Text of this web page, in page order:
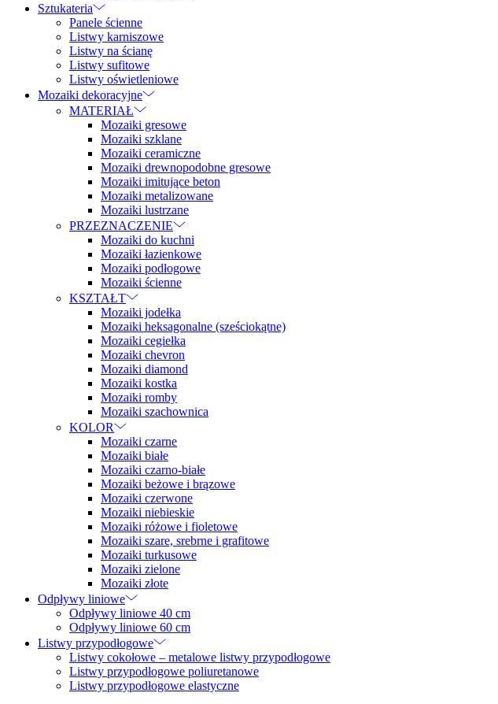
Sztukateria
Panele ścienne
Listwy karniszowe
Listwy na ścianę
Listwy sufitowe
Listwy oświetleniowe
Mozaiki dekoracyjne
MATERIAŁ
Mozaiki gresowe
Mozaiki szklane
Mozaiki ceramiczne
Mozaiki drewnopodobne gresowe
Mozaiki imitujące beton
Mozaiki metalizowane
Mozaiki lustrzane
PRZEZNACZENIE
Mozaiki do kuchni
Mozaiki łazienkowe
Mozaiki podłogowe
Mozaiki ścienne
KSZTAŁT
Mozaiki jodełka
Mozaiki heksagonalne (sześciokątne)
Mozaiki cegiełka
Mozaiki chevron
Mozaiki diamond
Mozaiki kostka
Mozaiki romby
Mozaiki szachownica
KOLOR
Mozaiki czarne
Mozaiki białe
Mozaiki czarno-białe
Mozaiki beżowe i brązowe
Mozaiki czerwone
Mozaiki niebieskie
Mozaiki różowe i fioletowe
Mozaiki szare, srebrne i grafitowe
Mozaiki turkusowe
Mozaiki zielone
Mozaiki złote
Odpływy liniowe
Odpływy liniowe 40 cm
Odpływy liniowe 60 cm
Listwy przypodłogowe
Listwy cokołowe – metalowe listwy przypodłogowe
Listwy przypodłogowe poliuretanowe
Listwy przypodłogowe elastyczne